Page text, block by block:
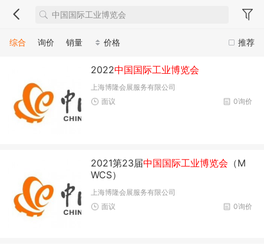
推荐
综合 询价 销量 价格
2022中国国际工业博览会
上海博隆会展服务有限公司
0询价
面议
2021第23届中国国际工业博览会 （M
WCS）
上海博隆会展服务有限公司
0询价
面议